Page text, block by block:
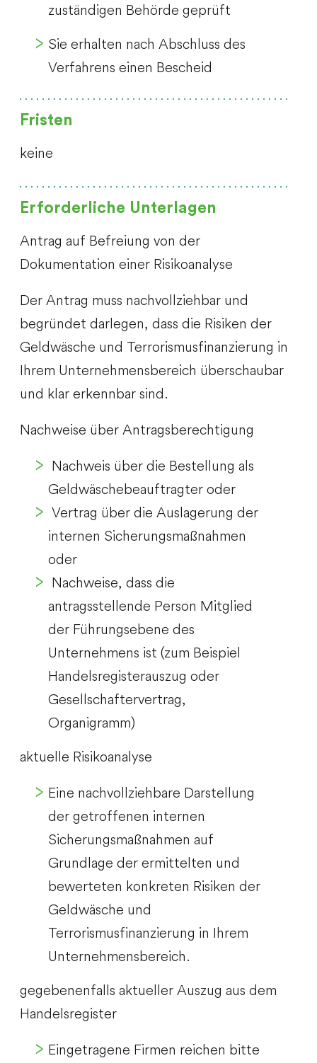
zuständigen Behörde geprüft
Sie erhalten nach Abschluss des
Verfahrens einen Bescheid
Fristen
keine
Erforderliche Unterlagen
Antrag auf Befreiung von der
Dokumentation einer Risikoanalyse
Der Antrag muss nachvollziehbar und
begründet darlegen, dass die Risiken der
Geldwäsche und Terrorismusfinanzierung in
Ihrem Unternehmensbereich überschaubar
und klar erkennbar sind.
Nachweise über Antragsberechtigung
​ Nachweis über die Bestellung als
Geldwäschebeauftragter oder
​ Vertrag über die Auslagerung der
internen Sicherungsmaßnahmen
oder
​ Nachweise, dass die
antragsstellende Person Mitglied
der Führungsebene des
Unternehmens ist (zum Beispiel
Handelsregisterauszug oder
Gesellschaftervertrag,
Organigramm)
aktuelle Risikoanalyse
Eine nachvollziehbare Darstellung
der getroffenen internen
Sicherungsmaßnahmen auf
Grundlage der ermittelten und
bewerteten konkreten Risiken der
Geldwäsche und
Terrorismusfinanzierung in Ihrem
Unternehmensbereich.
gegebenenfalls aktueller Auszug aus dem
Handelsregister
Eingetragene Firmen reichen bitte